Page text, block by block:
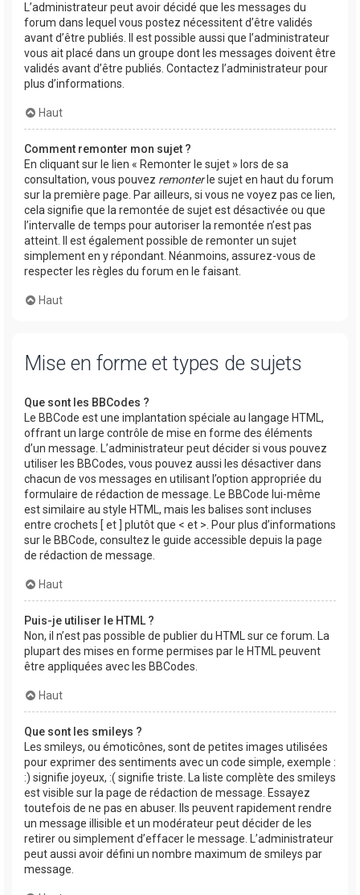
L’administrateur peut avoir décidé que les messages du
forum dans lequel vous postez nécessitent d’être validés
avant d’être publiés. Il est possible aussi que l’administrateur
vous ait placé dans un groupe dont les messages doivent être
validés avant d’être publiés. Contactez l’administrateur pour
plus d’informations.
Haut
Comment remonter mon sujet ?
En cliquant sur le lien « Remonter le sujet » lors de sa
consultation, vous pouvez remonterle sujet en haut du forum
sur la première page. Par ailleurs, si vous ne voyez pas ce lien,
cela signifie que la remontée de sujet est désactivée ou que
l’intervalle de temps pour autoriser la remontée n’est pas
atteint. Il est également possible de remonter un sujet
simplement en y répondant. Néanmoins, assurez-vous de
respecter les règles du forum en le faisant.
Haut
Mise en forme et types de sujets
Que sont les BBCodes ?
Le BBCode est une implantation spéciale au langage HTML,
offrant un large contrôle de mise en forme des éléments
d’un message. L’administrateur peut décider si vous pouvez
utiliser les BBCodes, vous pouvez aussi les désactiver dans
chacun de vos messages en utilisant l’option appropriée du
formulaire de rédaction de message. Le BBCode lui-même
est similaire au style HTML, mais les balises sont incluses
entre crochets [ et ] plutôt que < et >. Pour plus d’informations
sur le BBCode, consultez le guide accessible depuis la page
de rédaction de message.
Haut
Puis-je utiliser le HTML ?
Non, il n’est pas possible de publier du HTML sur ce forum. La
plupart des mises en forme permises par le HTML peuvent
être appliquées avec les BBCodes.
Haut
Que sont les smileys ?
Les smileys, ou émoticônes, sont de petites images utilisées
pour exprimer des sentiments avec un code simple, exemple :
:) signifie joyeux, :( signifie triste. La liste complète des smileys
est visible sur la page de rédaction de message. Essayez
toutefois de ne pas en abuser. Ils peuvent rapidement rendre
un message illisible et un modérateur peut décider de les
retirer ou simplement d’effacer le message. L’administrateur
peut aussi avoir défini un nombre maximum de smileys par
message.